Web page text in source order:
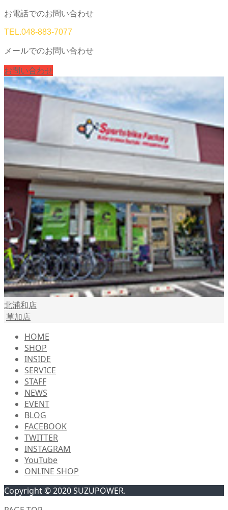
お電話でのお問い合わせ
TEL.048-883-7077
メールでのお問い合わせ
お問い合わせ
北浦和店
草加店
HOME
SHOP
INSIDE
SERVICE
STAFF
NEWS
EVENT
BLOG
FACEBOOK
TWITTER
INSTAGRAM
YouTube
ONLINE SHOP
Copyright © 2020 SUZUPOWER.